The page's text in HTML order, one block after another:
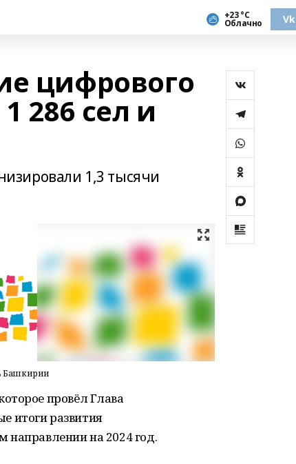
+23 °С
Облачно Vk
цифрового
286 сел и
1,3 тысячи
Башкирии
провёл Глава
итоги развития
направлении на 2024 год.